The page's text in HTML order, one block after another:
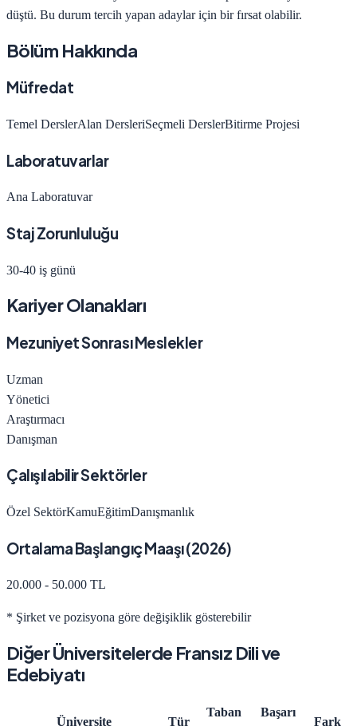
düştü. Bu durum tercih yapan adaylar için bir fırsat olabilir.
Bölüm Hakkında
Müfredat
Temel DerslerAlan DersleriSeçmeli DerslerBitirme Projesi
Laboratuvarlar
Ana Laboratuvar
Staj Zorunluluğu
30-40 iş günü
Kariyer Olanakları
Mezuniyet Sonrası Meslekler
Uzman
Yönetici
Araştırmacı
Danışman
Çalışılabilir Sektörler
Özel SektörKamuEğitimDanışmanlık
Ortalama Başlangıç Maaşı (2026)
20.000 - 50.000 TL
* Şirket ve pozisyona göre değişiklik gösterebilir
Diğer Üniversitelerde Fransız Dili ve
Edebiyatı
Üniversite Tür
Taban
Başarı
Fark